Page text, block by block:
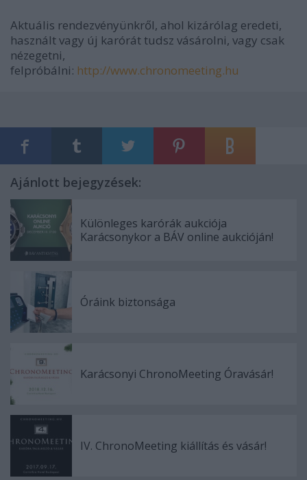
Aktuális rendezvényünkről, ahol kizárólag eredeti,
használt vagy új karórát tudsz vásárolni, vagy csak
nézegetni,
felpróbálni: http://www.chronomeeting.hu
Ajánlott bejegyzések:
Különleges karórák aukciója
Karácsonykor a BÁV online aukcióján!
Óráink biztonsága
Karácsonyi ChronoMeeting Óravásár!
IV. ChronoMeeting kiállítás és vásár!